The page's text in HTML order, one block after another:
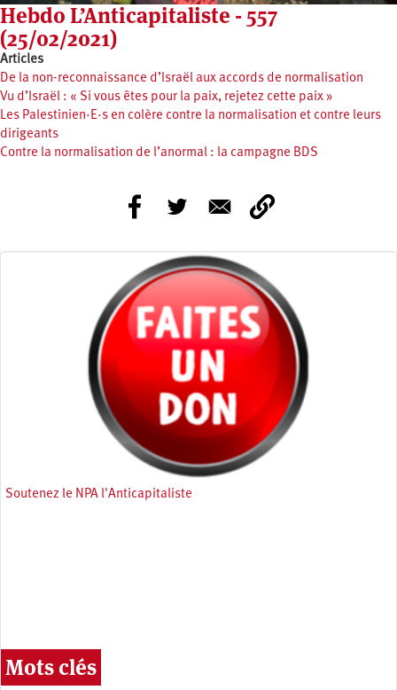
Hebdo L’Anticapitaliste - 557
(25/02/2021)
Articles
De la non-reconnaissance d’Israël aux accords de normalisation
Vu d’Israël : « Si vous êtes pour la paix, rejetez cette paix »
Les Palestinien·E·s en colère contre la normalisation et contre leurs
dirigeants
Contre la normalisation de l’anormal : la campagne BDS
Soutenez le NPA l'Anticapitaliste
Mots clés